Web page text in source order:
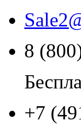
Sale2
8
+7